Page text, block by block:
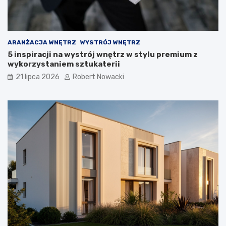
w
i
z
a
n
i
ARANŻACJA WNĘTRZ WYSTRÓJ WNĘTRZ
5 inspiracji na wystrój wnętrz w stylu premium z
wykorzystaniem sztukaterii
21 lipca 2026 Robert Nowacki